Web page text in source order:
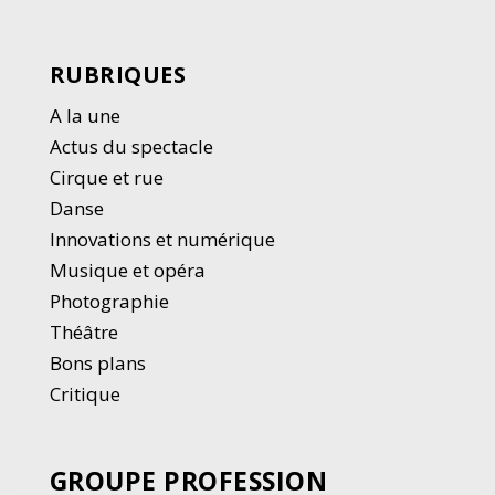
RUBRIQUES
A la une
Actus du spectacle
Cirque et rue
Danse
Innovations et numérique
Musique et opéra
Photographie
Théâtre
Bons plans
Critique
GROUPE PROFESSION